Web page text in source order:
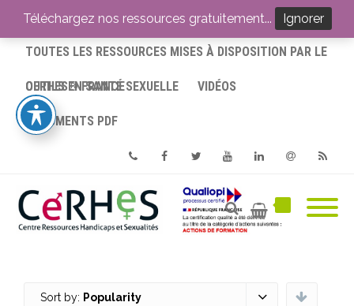
ACCUEIL
TOUTES LES RESSOURCES MISES À DISPOSITION PAR LE
CERHES® FRANCE
OUTILS EN SANTÉ SEXUELLE VIDÉOS
DOCUMENTS PDF
PhoneFacebookTwitterYoutube
Sort by: Popularity
Téléchargez nos ressources gratuitement... Ignorer